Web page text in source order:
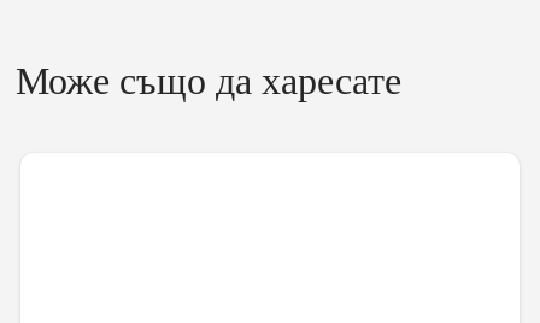
Може също да харесате